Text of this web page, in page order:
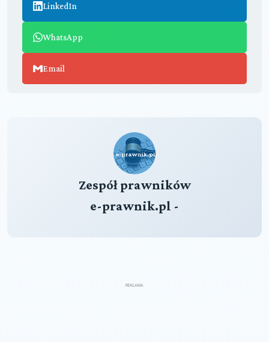
LinkedIn
WhatsApp
Email
Zespół prawników
e-prawnik.pl -
REKLAMA